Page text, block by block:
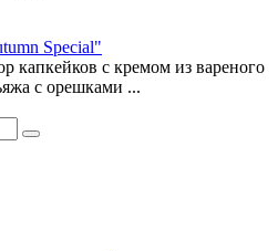
Special"
капкейков с кремом из вареного
с орешками ...